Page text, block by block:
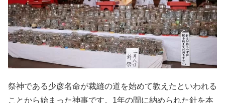
祭神である少彦名命が裁縫の道を始めて教えたといわれる
ことから始まった神事です。1年の間に納められた針を本